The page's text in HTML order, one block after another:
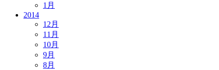
1月
2014
12月
11月
10月
9月
8月